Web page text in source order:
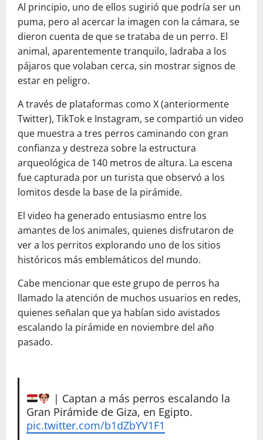
Al principio, uno de ellos sugirió que podría ser un
puma, pero al acercar la imagen con la cámara, se
dieron cuenta de que se trataba de un perro. El
animal, aparentemente tranquilo, ladraba a los
pájaros que volaban cerca, sin mostrar signos de
estar en peligro.
A través de plataformas como X (anteriormente
Twitter), TikTok e Instagram, se compartió un video
que muestra a tres perros caminando con gran
confianza y destreza sobre la estructura
arqueológica de 140 metros de altura. La escena
fue capturada por un turista que observó a los
lomitos desde la base de la pirámide.
El video ha generado entusiasmo entre los
amantes de los animales, quienes disfrutaron de
ver a los perritos explorando uno de los sitios
históricos más emblemáticos del mundo.
Cabe mencionar que este grupo de perros ha
llamado la atención de muchos usuarios en redes,
quienes señalan que ya habían sido avistados
escalando la pirámide en noviembre del año
pasado.
| Captan a más perros escalando la
Gran Pirámide de Giza, en Egipto.
pic.twitter.com/b1dZbYV1F1